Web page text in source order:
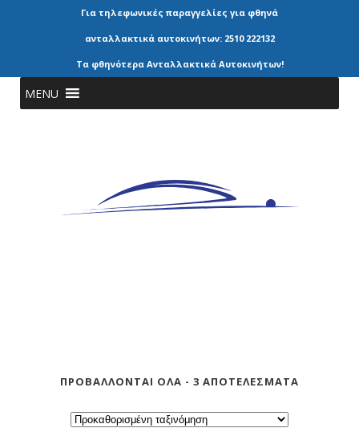
Για τηλεφωνικές παραγγελίες για φθηνά
ανταλλακτικά αυτοκινήτων: 2510 222132
Τα φθηνότερα Ανταλλακτικά Αυτοκινήτων!
MENU
ΠΡΟΒΆΛΛΟΝΤΑΙ ΌΛΑ - 3 ΑΠΟΤΕΛΈΣΜΑΤΑ